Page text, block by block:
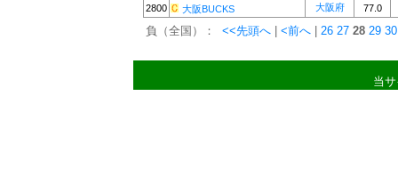
2800 大阪BUCKS 大阪府 77.0
負（全国）： <<先頭へ <前へ 26 27 28 29 30
当